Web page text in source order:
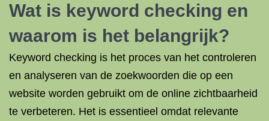
Wat is keyword checking en
waarom is het belangrijk?
Keyword checking is het proces van het controleren
en analyseren van de zoekwoorden die op een
website worden gebruikt om de online zichtbaarheid
te verbeteren. Het is essentieel omdat relevante